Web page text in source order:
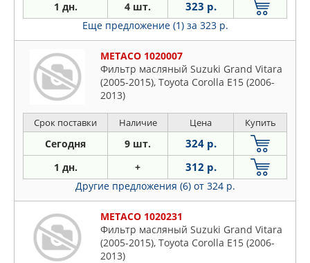
1 дн. 4 шт. 323 р.
Еще предложение (1) за 323 р.
METACO 1020007
Фильтр масляный Suzuki Grand Vitara
(2005-2015), Toyota Corolla E15 (2006-
2013)
Срок поставки Наличие Цена Купить
Сегодня 9 шт. 324 р.
1 дн. + 312 р.
Другие предложения (6) от 324 р.
METACO 1020231
Фильтр масляный Suzuki Grand Vitara
(2005-2015), Toyota Corolla E15 (2006-
2013)